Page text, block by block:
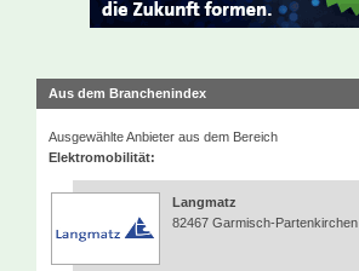
Aus dem Branchenindex
Ausgewählte Anbieter aus dem Bereich
Elektromobilität:
Langmatz
82467 Garmisch-Partenkirchen